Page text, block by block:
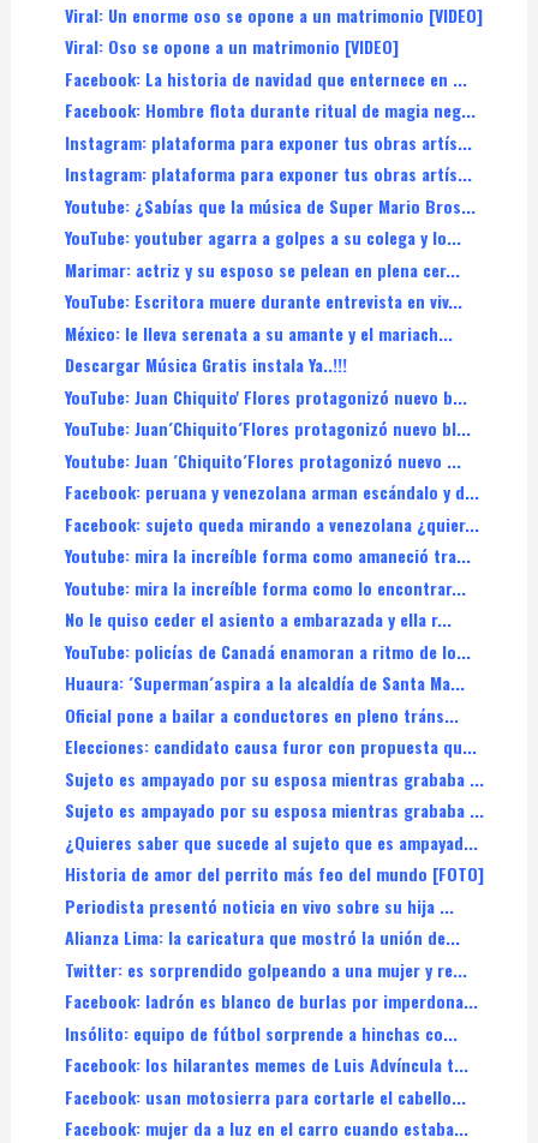
Viral: Un enorme oso se opone a un matrimonio [VIDEO]
Viral: Oso se opone a un matrimonio [VIDEO]
Facebook: La historia de navidad que enternece en ...
Facebook: Hombre flota durante ritual de magia neg...
Instagram: plataforma para exponer tus obras artís...
Instagram: plataforma para exponer tus obras artís...
Youtube: ¿Sabías que la música de Super Mario Bros...
YouTube: youtuber agarra a golpes a su colega y lo...
Marimar: actriz y su esposo se pelean en plena cer...
YouTube: Escritora muere durante entrevista en viv...
México: le lleva serenata a su amante y el mariach...
Descargar Música Gratis instala Ya..!!!
YouTube: Juan Chiquito' Flores protagonizó nuevo b...
YouTube: Juan´Chiquito´Flores protagonizó nuevo bl...
Youtube: Juan ´Chiquito´Flores protagonizó nuevo ...
Facebook: peruana y venezolana arman escándalo y d...
Facebook: sujeto queda mirando a venezolana ¿quier...
Youtube: mira la increíble forma como amaneció tra...
Youtube: mira la increíble forma como lo encontrar...
No le quiso ceder el asiento a embarazada y ella r...
YouTube: policías de Canadá enamoran a ritmo de lo...
Huaura: ´Superman´aspira a la alcaldía de Santa Ma...
Oficial pone a bailar a conductores en pleno tráns...
Elecciones: candidato causa furor con propuesta qu...
Sujeto es ampayado por su esposa mientras grababa ...
Sujeto es ampayado por su esposa mientras grababa ...
¿Quieres saber que sucede al sujeto que es ampayad...
Historia de amor del perrito más feo del mundo [FOTO]
Periodista presentó noticia en vivo sobre su hija ...
Alianza Lima: la caricatura que mostró la unión de...
Twitter: es sorprendido golpeando a una mujer y re...
Facebook: ladrón es blanco de burlas por imperdona...
Insólito: equipo de fútbol sorprende a hinchas co...
Facebook: los hilarantes memes de Luis Advíncula t...
Facebook: usan motosierra para cortarle el cabello...
Facebook: mujer da a luz en el carro cuando estaba...